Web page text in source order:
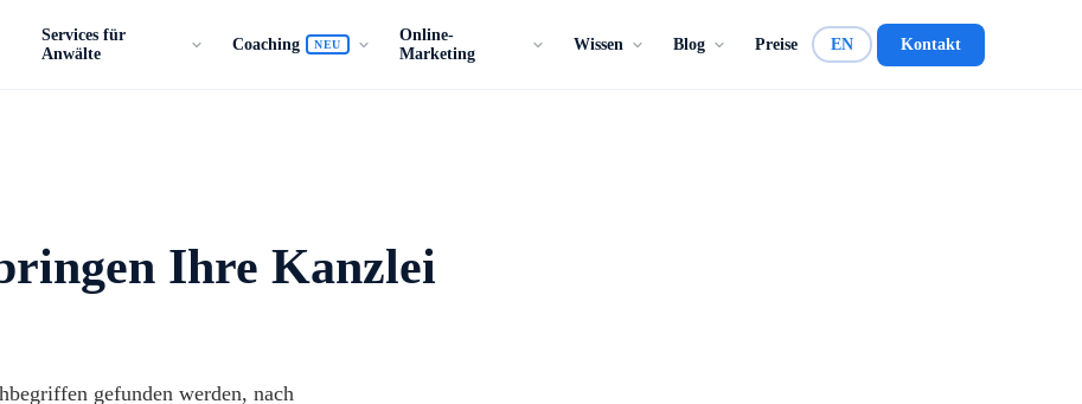
Services für
Anwälte
Coaching NEU
Online-
Marketing
Wissen Blog Preise EN Kontakt
Ihre Kanzlei
gefunden werden, nach